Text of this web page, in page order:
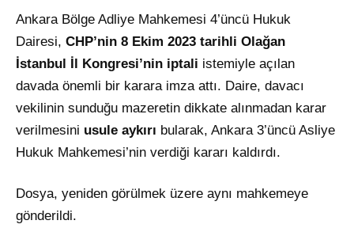
Ankara Bölge Adliye Mahkemesi 4’üncü Hukuk
Dairesi, CHP’nin 8 Ekim 2023 tarihli Olağan
İstanbul İl Kongresi’nin iptali istemiyle açılan
davada önemli bir karara imza attı. Daire, davacı
vekilinin sunduğu mazeretin dikkate alınmadan karar
verilmesini usule aykırı bularak, Ankara 3’üncü Asliye
Hukuk Mahkemesi’nin verdiği kararı kaldırdı.
Dosya, yeniden görülmek üzere aynı mahkemeye
gönderildi.